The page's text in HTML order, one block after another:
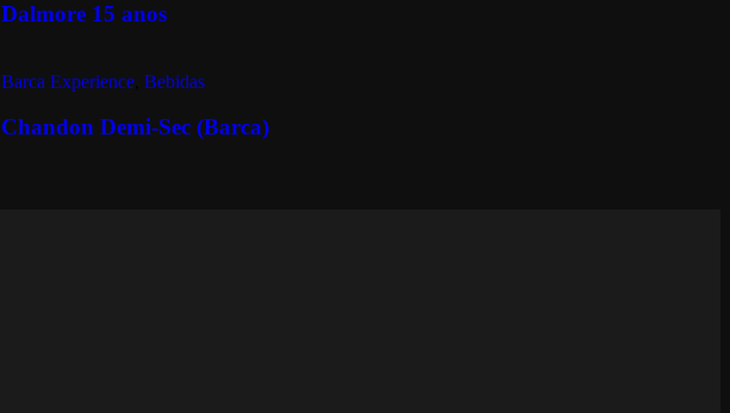
Dalmore 15 anos
Barca Experience Bebidas
Chandon Demi-Sec (Barca)